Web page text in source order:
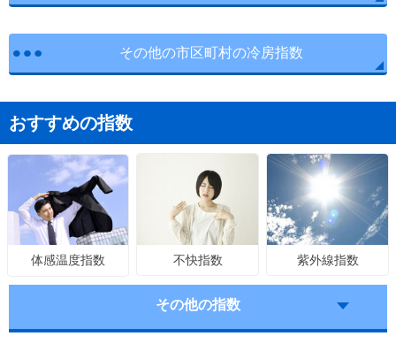
その他の市区町村の冷房指数
おすすめの指数
体感温度指数 不快指数 紫外線指数
その他の指数